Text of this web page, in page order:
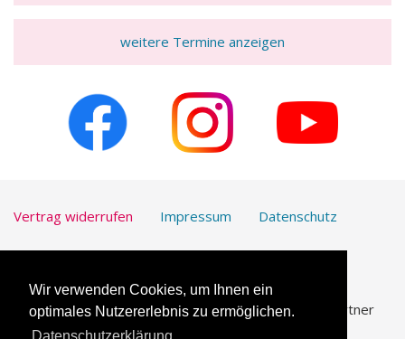
Wir verwenden Cookies, um Ihnen ein
optimales Nutzererlebnis zu ermöglichen.
weitere Termine anzeigen
Vertrag widerrufen Impressum Datenschutz
UmfrageOnline.com ist unser vertrauenswürdiger Partner
für dieErstellung von Online-Umfragen